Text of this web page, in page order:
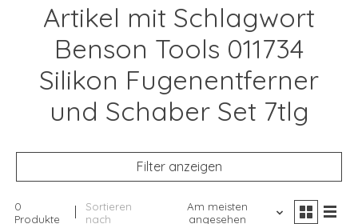
Artikel mit Schlagwort
Benson Tools 011734
Silikon Fugenentferner
und Schaber Set 7tlg
Filter anzeigen
0
Produkte
Sortieren
nach
Am meisten
angesehen